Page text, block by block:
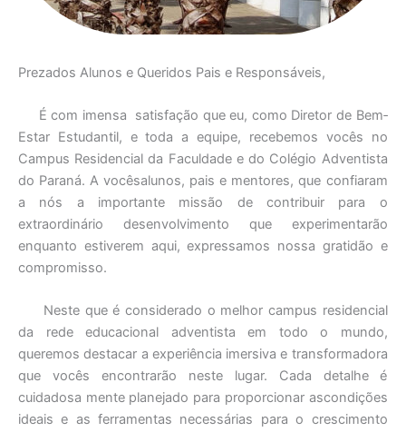
Prezados Alunos e Queridos Pais e Responsáveis,
É com imensa satisfação que eu, como Diretor de Bem‐
Estar Estudantil, e toda a equipe, recebemos vocês no
Campus Residencial da Faculdade e do Colégio Adventista
do Paraná. A vocêsalunos, pais e mentores, que confiaram
a nós a importante missão de contribuir para o
extraordinário desenvolvimento que experimentarão
enquanto estiverem aqui, expressamos nossa gratidão e
compromisso.
Neste que é considerado o melhor campus residencial
da rede educacional adventista em todo o mundo,
queremos destacar a experiência imersiva e transformadora
que vocês encontrarão neste lugar. Cada detalhe é
cuidadosa mente planejado para proporcionar ascondições
ideais e as ferramentas necessárias para o crescimento